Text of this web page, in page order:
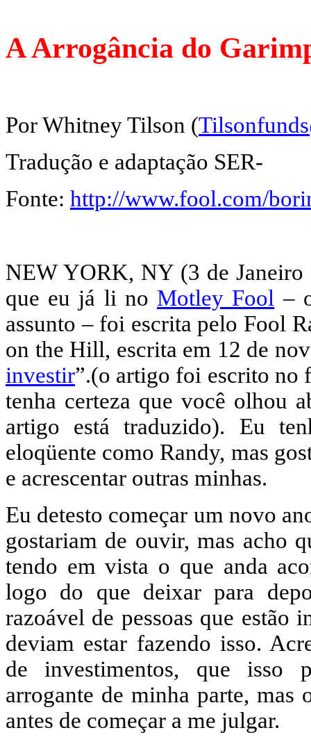
A Arrogância do
Por Whitney Tilson (
Tradução e adaptação SER-
Fonte: http://www.fool.com/
NEW YORK, NY (3 de Janeiro
que eu já li no Motley Fool –
assunto – foi escrita pelo Fool
on the Hill, escrita em 12 de
investir”.(o artigo foi escrito no
tenha certeza que você olhou
artigo está traduzido). Eu
eloqüente como Randy, mas
e acrescentar outras minhas.
Eu detesto começar um novo
gostariam de ouvir, mas acho
tendo em vista o que anda
logo do que deixar para
razoável de pessoas que estão
deviam estar fazendo isso.
de investimentos, que isso
arrogante de minha parte,
antes de começar a me julgar.